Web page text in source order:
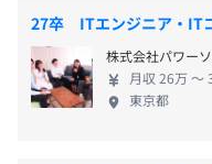
される場合があります。
緒に、子どもの算数
の構築を目指し、「
ジニアをお待ちして
27卒 ITエンジニア・IT
株式会社パワー
月収 26万 〜
東京都